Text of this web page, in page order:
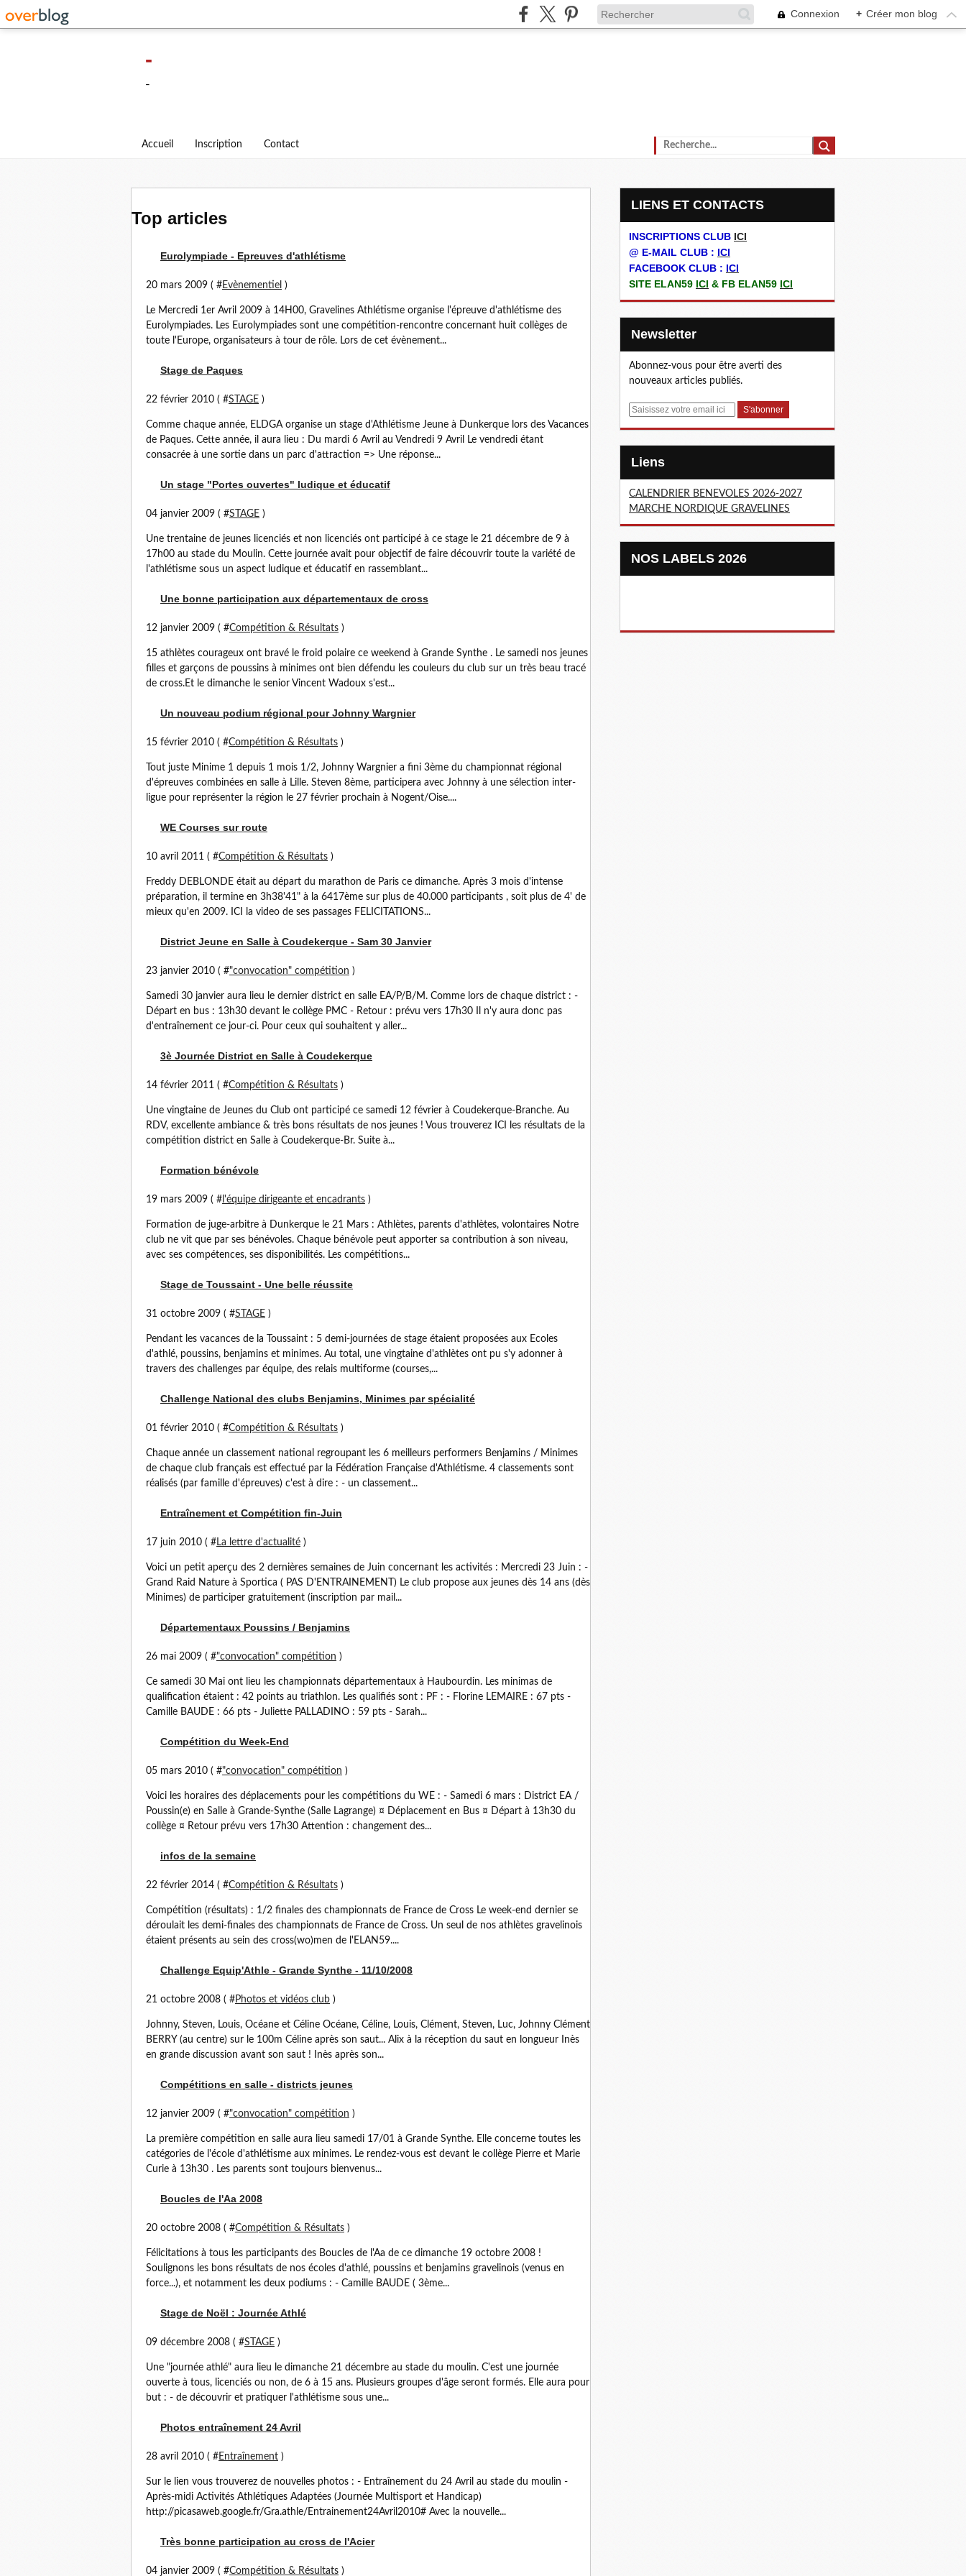
Connexion + Créer mon blog
-
-
Accueil Inscription Contact
Top articles
Eurolympiade - Epreuves d'athlétisme
20 mars 2009 ( #Evènementiel )
Le Mercredi 1er Avril 2009 à 14H00, Gravelines Athlétisme organise l'épreuve d'athlétisme des
Eurolympiades. Les Eurolympiades sont une compétition-rencontre concernant huit collèges de
toute l'Europe, organisateurs à tour de rôle. Lors de cet évènement...
Stage de Paques
22 février 2010 ( #STAGE )
Comme chaque année, ELDGA organise un stage d'Athlétisme Jeune à Dunkerque lors des Vacances
de Paques. Cette année, il aura lieu : Du mardi 6 Avril au Vendredi 9 Avril Le vendredi étant
consacrée à une sortie dans un parc d'attraction => Une réponse...
Un stage "Portes ouvertes" ludique et éducatif
04 janvier 2009 ( #STAGE )
Une trentaine de jeunes licenciés et non licenciés ont participé à ce stage le 21 décembre de 9 à
17h00 au stade du Moulin. Cette journée avait pour objectif de faire découvrir toute la variété de
l'athlétisme sous un aspect ludique et éducatif en rassemblant...
Une bonne participation aux départementaux de cross
12 janvier 2009 ( #Compétition & Résultats )
15 athlètes courageux ont bravé le froid polaire ce weekend à Grande Synthe . Le samedi nos jeunes
filles et garçons de poussins à minimes ont bien défendu les couleurs du club sur un très beau tracé
de cross.Et le dimanche le senior Vincent Wadoux s'est...
Un nouveau podium régional pour Johnny Wargnier
15 février 2010 ( #Compétition & Résultats )
Tout juste Minime 1 depuis 1 mois 1/2, Johnny Wargnier a fini 3ème du championnat régional
d'épreuves combinées en salle à Lille. Steven 8ème, participera avec Johnny à une sélection inter-
ligue pour représenter la région le 27 février prochain à Nogent/Oise....
WE Courses sur route
10 avril 2011 ( #Compétition & Résultats )
Freddy DEBLONDE était au départ du marathon de Paris ce dimanche. Après 3 mois d'intense
préparation, il termine en 3h38'41" à la 6417ème sur plus de 40.000 participants , soit plus de 4' de
mieux qu'en 2009. ICI la video de ses passages FELICITATIONS...
District Jeune en Salle à Coudekerque - Sam 30 Janvier
23 janvier 2010 ( #"convocation" compétition )
Samedi 30 janvier aura lieu le dernier district en salle EA/P/B/M. Comme lors de chaque district : -
Départ en bus : 13h30 devant le collège PMC - Retour : prévu vers 17h30 Il n'y aura donc pas
d'entraînement ce jour-ci. Pour ceux qui souhaitent y aller...
3è Journée District en Salle à Coudekerque
14 février 2011 ( #Compétition & Résultats )
Une vingtaine de Jeunes du Club ont participé ce samedi 12 février à Coudekerque-Branche. Au
RDV, excellente ambiance & très bons résultats de nos jeunes ! Vous trouverez ICI les résultats de la
compétition district en Salle à Coudekerque-Br. Suite à...
Formation bénévole
19 mars 2009 ( # l'équipe dirigeante et encadrants )
Formation de juge-arbitre à Dunkerque le 21 Mars : Athlètes, parents d'athlètes, volontaires Notre
club ne vit que par ses bénévoles. Chaque bénévole peut apporter sa contribution à son niveau,
avec ses compétences, ses disponibilités. Les compétitions...
Stage de Toussaint - Une belle réussite
31 octobre 2009 ( #STAGE )
Pendant les vacances de la Toussaint : 5 demi-journées de stage étaient proposées aux Ecoles
d'athlé, poussins, benjamins et minimes. Au total, une vingtaine d'athlètes ont pu s'y adonner à
travers des challenges par équipe, des relais multiforme (courses,...
Challenge National des clubs Benjamins, Minimes par spécialité
01 février 2010 ( #Compétition & Résultats )
Chaque année un classement national regroupant les 6 meilleurs performers Benjamins / Minimes
de chaque club français est effectué par la Fédération Française d'Athlétisme. 4 classements sont
réalisés (par famille d'épreuves) c'est à dire : - un classement...
Entraînement et Compétition fin-Juin
17 juin 2010 ( #La lettre d'actualité )
Voici un petit aperçu des 2 dernières semaines de Juin concernant les activités : Mercredi 23 Juin : -
Grand Raid Nature à Sportica ( PAS D'ENTRAINEMENT) Le club propose aux jeunes dès 14 ans (dès
Minimes) de participer gratuitement (inscription par mail...
Départementaux Poussins / Benjamins
26 mai 2009 ( #"convocation" compétition )
Ce samedi 30 Mai ont lieu les championnats départementaux à Haubourdin. Les minimas de
qualification étaient : 42 points au triathlon. Les qualifiés sont : PF : - Florine LEMAIRE : 67 pts -
Camille BAUDE : 66 pts - Juliette PALLADINO : 59 pts - Sarah...
Compétition du Week-End
05 mars 2010 ( #"convocation" compétition )
Voici les horaires des déplacements pour les compétitions du WE : - Samedi 6 mars : District EA /
Poussin(e) en Salle à Grande-Synthe (Salle Lagrange) ¤ Déplacement en Bus ¤ Départ à 13h30 du
collège ¤ Retour prévu vers 17h30 Attention : changement des...
infos de la semaine
22 février 2014 ( #Compétition & Résultats )
Compétition (résultats) : 1/2 finales des championnats de France de Cross Le week-end dernier se
déroulait les demi-finales des championnats de France de Cross. Un seul de nos athlètes gravelinois
étaient présents au sein des cross(wo)men de l'ELAN59....
Challenge Equip'Athle - Grande Synthe - 11/10/2008
21 octobre 2008 ( #Photos et vidéos club )
Johnny, Steven, Louis, Océane et Céline Océane, Céline, Louis, Clément, Steven, Luc, Johnny Clément
BERRY (au centre) sur le 100m Céline après son saut... Alix à la réception du saut en longueur Inès
en grande discussion avant son saut ! Inès après son...
Compétitions en salle - districts jeunes
12 janvier 2009 ( #"convocation" compétition )
La première compétition en salle aura lieu samedi 17/01 à Grande Synthe. Elle concerne toutes les
catégories de l'école d'athlétisme aux minimes. Le rendez-vous est devant le collège Pierre et Marie
Curie à 13h30 . Les parents sont toujours bienvenus...
Boucles de l'Aa 2008
20 octobre 2008 ( #Compétition & Résultats )
Félicitations à tous les participants des Boucles de l'Aa de ce dimanche 19 octobre 2008 !
Soulignons les bons résultats de nos écoles d'athlé, poussins et benjamins gravelinois (venus en
force...), et notamment les deux podiums : - Camille BAUDE ( 3ème...
Stage de Noël : Journée Athlé
09 décembre 2008 ( #STAGE )
Une "journée athlé" aura lieu le dimanche 21 décembre au stade du moulin. C'est une journée
ouverte à tous, licenciés ou non, de 6 à 15 ans. Plusieurs groupes d'âge seront formés. Elle aura pour
but : - de découvrir et pratiquer l'athlétisme sous une...
Photos entraînement 24 Avril
28 avril 2010 ( #Entraînement )
Sur le lien vous trouverez de nouvelles photos : - Entraînement du 24 Avril au stade du moulin -
Après-midi Activités Athlétiques Adaptées (Journée Multisport et Handicap)
http://picasaweb.google.fr/Gra.athle/Entrainement24Avril2010# Avec la nouvelle...
Très bonne participation au cross de l'Acier
04 janvier 2009 ( #Compétition & Résultats )
LIENS ET CONTACTS
INSCRIPTIONS CLUB ICI
@ E-MAIL CLUB : ICI
FACEBOOK CLUB : ICI
SITE ELAN59 ICI & FB ELAN59 ICI
Newsletter
Abonnez-vous pour être averti des
nouveaux articles publiés.
E
Liens
CALENDRIER BENEVOLES 2026-2027
MARCHE NORDIQUE GRAVELINES
NOS LABELS 2026